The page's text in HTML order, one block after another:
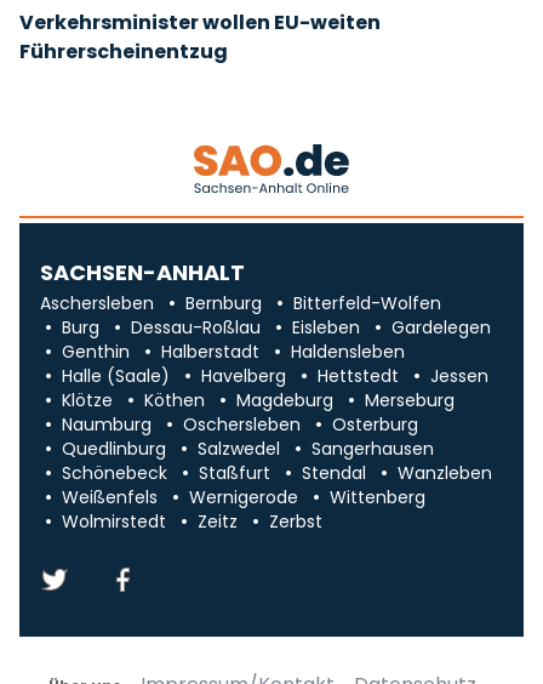
Verkehrsminister wollen EU-weiten
Führerscheinentzug
SACHSEN-ANHALT
Aschersleben Bernburg
Bitterfeld-Wolfen
Burg
Dessau-Roßlau Eisleben
Gardelegen
Genthin
Halberstadt
Haldensleben
Halle (Saale)
Havelberg Hettstedt
Jessen
Klötze
Köthen Magdeburg
Merseburg
Naumburg
Oschersleben
Osterburg
Quedlinburg
Salzwedel
Sangerhausen
Schönebeck
Staßfurt Stendal
Wanzleben
Weißenfels
Wernigerode
Wittenberg
Wolmirstedt
Zeitz Zerbst